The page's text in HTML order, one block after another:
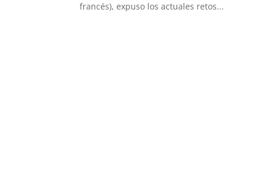
francés), expuso los actuales retos...